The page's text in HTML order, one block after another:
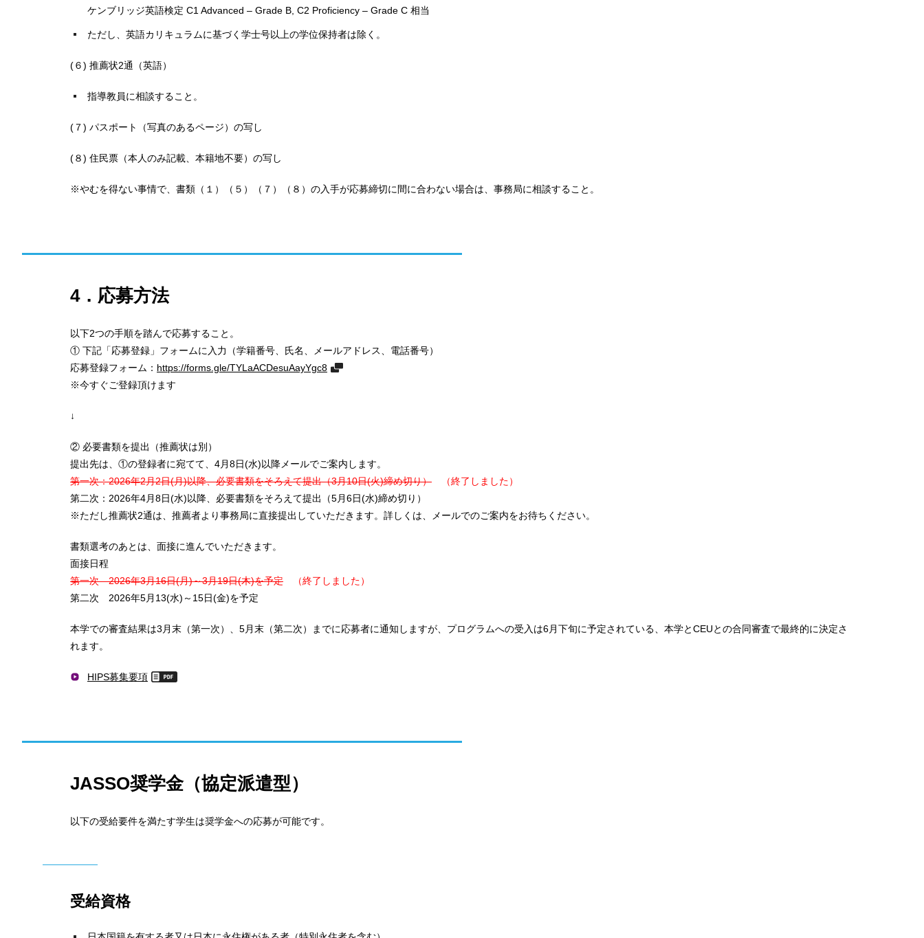
ケンブリッジ英語検定 C1 Advanced – Grade B, C2 Proficiency – Grade C 相当
ただし、英語カリキュラムに基づく学士号以上の学位保持者は除く。
(６) 推薦状2通（英語）
指導教員に相談すること。
(７) パスポート（写真のあるページ）の写し
(８) 住民票（本人のみ記載、本籍地不要）の写し
※やむを得ない事情で、書類（１）（５）（７）（８）の入手が応募締切に間に合わない場合は、事務局に相談すること。
4．応募方法
以下2つの手順を踏んで応募すること。
① 下記「応募登録」フォームに入力（学籍番号、氏名、メールアドレス、電話番号）
応募登録フォーム： https://forms.gle/TYLaACDesuAayYgc8
※今すぐご登録頂けます
↓
② 必要書類を提出（推薦状は別）
提出先は、①の登録者に宛てて、4月8日(水)以降メールでご案内します。
第一次：2026年2月2日(月)以降、必要書類をそろえて提出（3月10日(火)締め切り）
（終了しました）
第二次：2026年4月8日(水)以降、必要書類をそろえて提出（5月6日(水)締め切り）
※ただし推薦状2通は、推薦者より事務局に直接提出していただきます。詳しくは、メールでのご案内をお待ちください。
書類選考のあとは、面接に進んでいただきます。
面接日程
第一次 2026年3月16日(月)～3月19日(木)を予定 （終了しました）
第二次 2026年5月13(水)～15日(金)を予定
本学での審査結果は3月末（第一次）、5月末（第二次）までに応募者に通知しますが、プログラムへの受入は6月下旬に予定されている、本学とCEUとの合同審査で最終的に決定さ
れます。
HIPS募集要項
JASSO奨学金（協定派遣型）
以下の受給要件を満たす学生は奨学金への応募が可能です。
受給資格